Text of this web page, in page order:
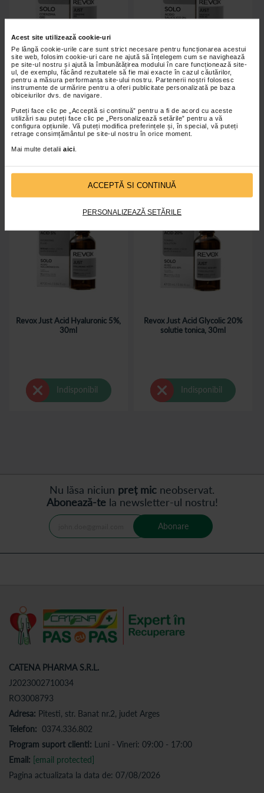
Acest site utilizează cookie-uri
Pe lângă cookie-urile care sunt strict necesare pentru funcționarea acestui
site web, folosim cookie-uri care ne ajută să înțelegem cum se navighează
pe site-ul nostru și ajută la îmbunătățirea modului în care funcționează site-
ul, de exemplu, făcând rezultatele să fie mai exacte în cazul căutărilor,
pentru a măsura performanța site-ului nostru. Partenerii noștri folosesc
instrumente de urmărire pentru a oferi publicitate personalizată pe baza
obiceiurilor dvs. de navigare.
Puteți face clic pe „Acceptă si continuă” pentru a fi de acord cu aceste
utilizări sau puteți face clic pe „Personalizează setările” pentru a vă
configura opțiunile. Vă puteți modifica preferințele și, în special, vă puteți
retrage consimțământul pe site-ul nostru în orice moment.
Mai multe detalii aici
ACCEPTĂ SI CONTINUĂ
PERSONALIZEAZĂ SETĂRILE
Revox Just Coenzime Q10 ser
anti-aging, 30ml
Indisponibil
Revox Just Acid Salycilic 2%,
30ml
Indisponibil
Revox Just Acid Hyaluronic 5%,
30ml
Indisponibil
Revox Just Acid Glycolic 20%
solutie tonica, 30ml
Indisponibil
Nu lăsa niciun preț mic neobservat.
Abonează-tela newsletter-ul nostru!
Abonare
CATENA PHARMA S.R.L.
J2023002710034
RO3008793
Adresa: Pitesti, str. Banat nr.2, judet Arges
Telefon: 0374.336.802
Program suport clienti: Luni - Vineri: 09:00 - 17:00
Email: [email protected]
Pagina actualizata la data de: 07/08/2026